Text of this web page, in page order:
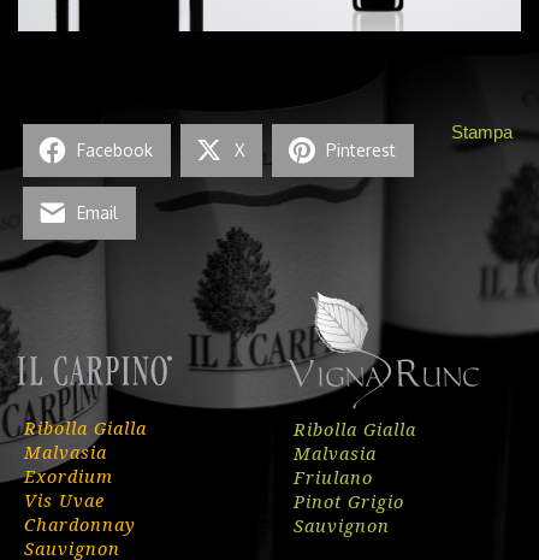
Stampa
Facebook X Pinterest
Email
Ribolla Gialla
Malvasia
Exordium
Vis Uvae
Chardonnay
Sauvignon
Ribolla Gialla
Malvasia
Friulano
Pinot Grigio
Sauvignon